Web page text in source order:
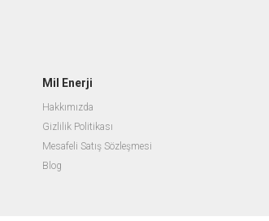
Mil Enerji
Hakkımızda
Gizlilik Politikası
Mesafeli Satış Sözleşmesi
Blog